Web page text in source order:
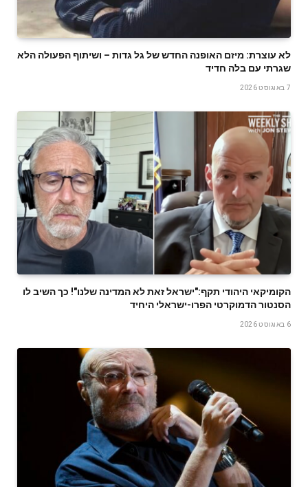
לא עוצרת: מיזם האופנה החדש של גל גדות – ושיתוף הפעולה הלא
שגרתי עם בלה חדיד
7 באוגוסט 2026
הקומיקאי היהודי תקף:"ישראל זאת לא המדינה שלנו"! כך השיב לו
הסנטור הדמוקרטי הפרו-ישראלי היחיד
6 באוגוסט 2026